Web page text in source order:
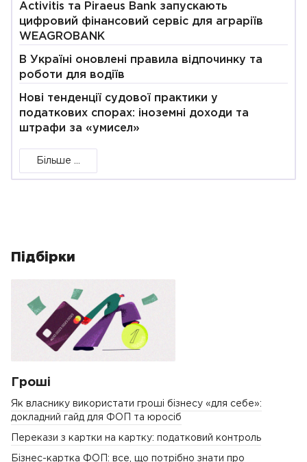
Activitis та Piraeus Bank запускають
цифровий фінансовий сервіс для аграріїв
WEAGROBANK
В Україні оновлені правила відпочинку та
роботи для водіїв
Нові тенденції судової практики у
податкових спорах: іноземні доходи та
штрафи за «умисел»
Більше ...
Підбірки
Гроші
Як власнику використати гроші бізнесу «для себе»:
докладний гайд для ФОП та юросіб
Перекази з картки на картку: податковий контроль
Бізнес-картка ФОП: все, що потрібно знати про